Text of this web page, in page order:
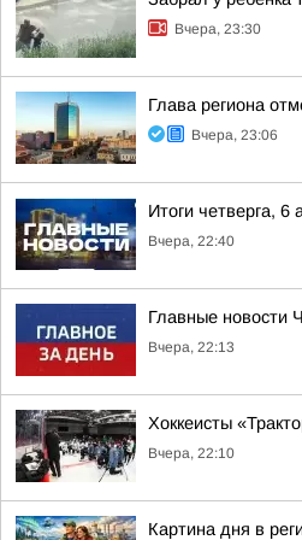
Вчера, 23:30
Глава региона
Вчера, 23:06
Итоги четверга,
Вчера, 22:40
Главные новости
Вчера, 22:13
Хоккеисты
Вчера, 22:10
Картина дня в